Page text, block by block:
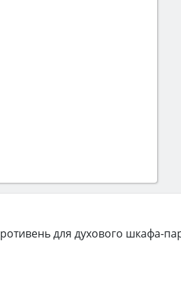
для духового шкафа-